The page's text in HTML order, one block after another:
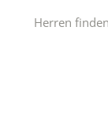
Herren